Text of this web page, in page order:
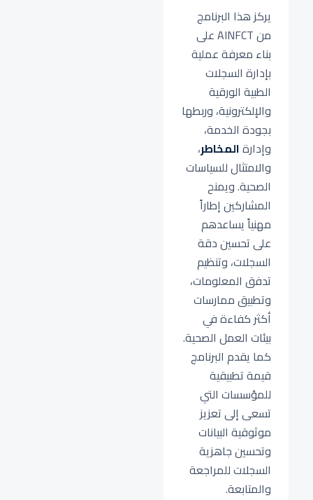
يركز هذا البرنامج
من AINFCT على
بناء معرفة عملية
بإدارة السجلات
الطبية الورقية
والإلكترونية، وربطها
بجودة الخدمة،
وإدارةالمخاطر،
والامتثال للسياسات
الصحية. ويمنح
المشاركين إطاراً
مهنياً يساعدهم
على تحسين دقة
السجلات، وتنظيم
تدفق المعلومات،
وتطبيق ممارسات
أكثر كفاءة في
بيئات العمل الصحية.
كما يقدم البرنامج
قيمة تطبيقية
للمؤسسات التي
تسعى إلى تعزيز
موثوقية البيانات
وتحسين جاهزية
السجلات للمراجعة
والمتابعة.